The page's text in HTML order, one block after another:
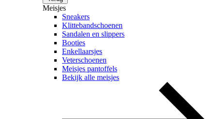
Meisjes
Sneakers
Klittebandschoenen
Sandalen en slippers
Booties
Enkellaarsjes
Veterschoenen
Meisjes pantoffels
Bekijk alle meisjes